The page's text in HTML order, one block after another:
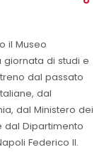
il Museo
giornata di studi e
dal passato
dal
dal Ministero dei
dal Dipartimento
Federico II.